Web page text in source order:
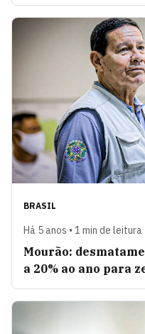
BRASIL
Há 5 anos • 1 min de leitura
Mourão:
a 20% ao ano para